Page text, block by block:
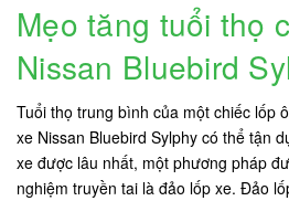
Mẹo tăng tuổi thọ
Nissan Bluebird
Tuổi thọ trung bình của một chiếc lốp
xe Nissan Bluebird Sylphy có thể tận
xe được lâu nhất, một phương pháp
nghiệm truyền tai là đảo lốp xe. Đảo